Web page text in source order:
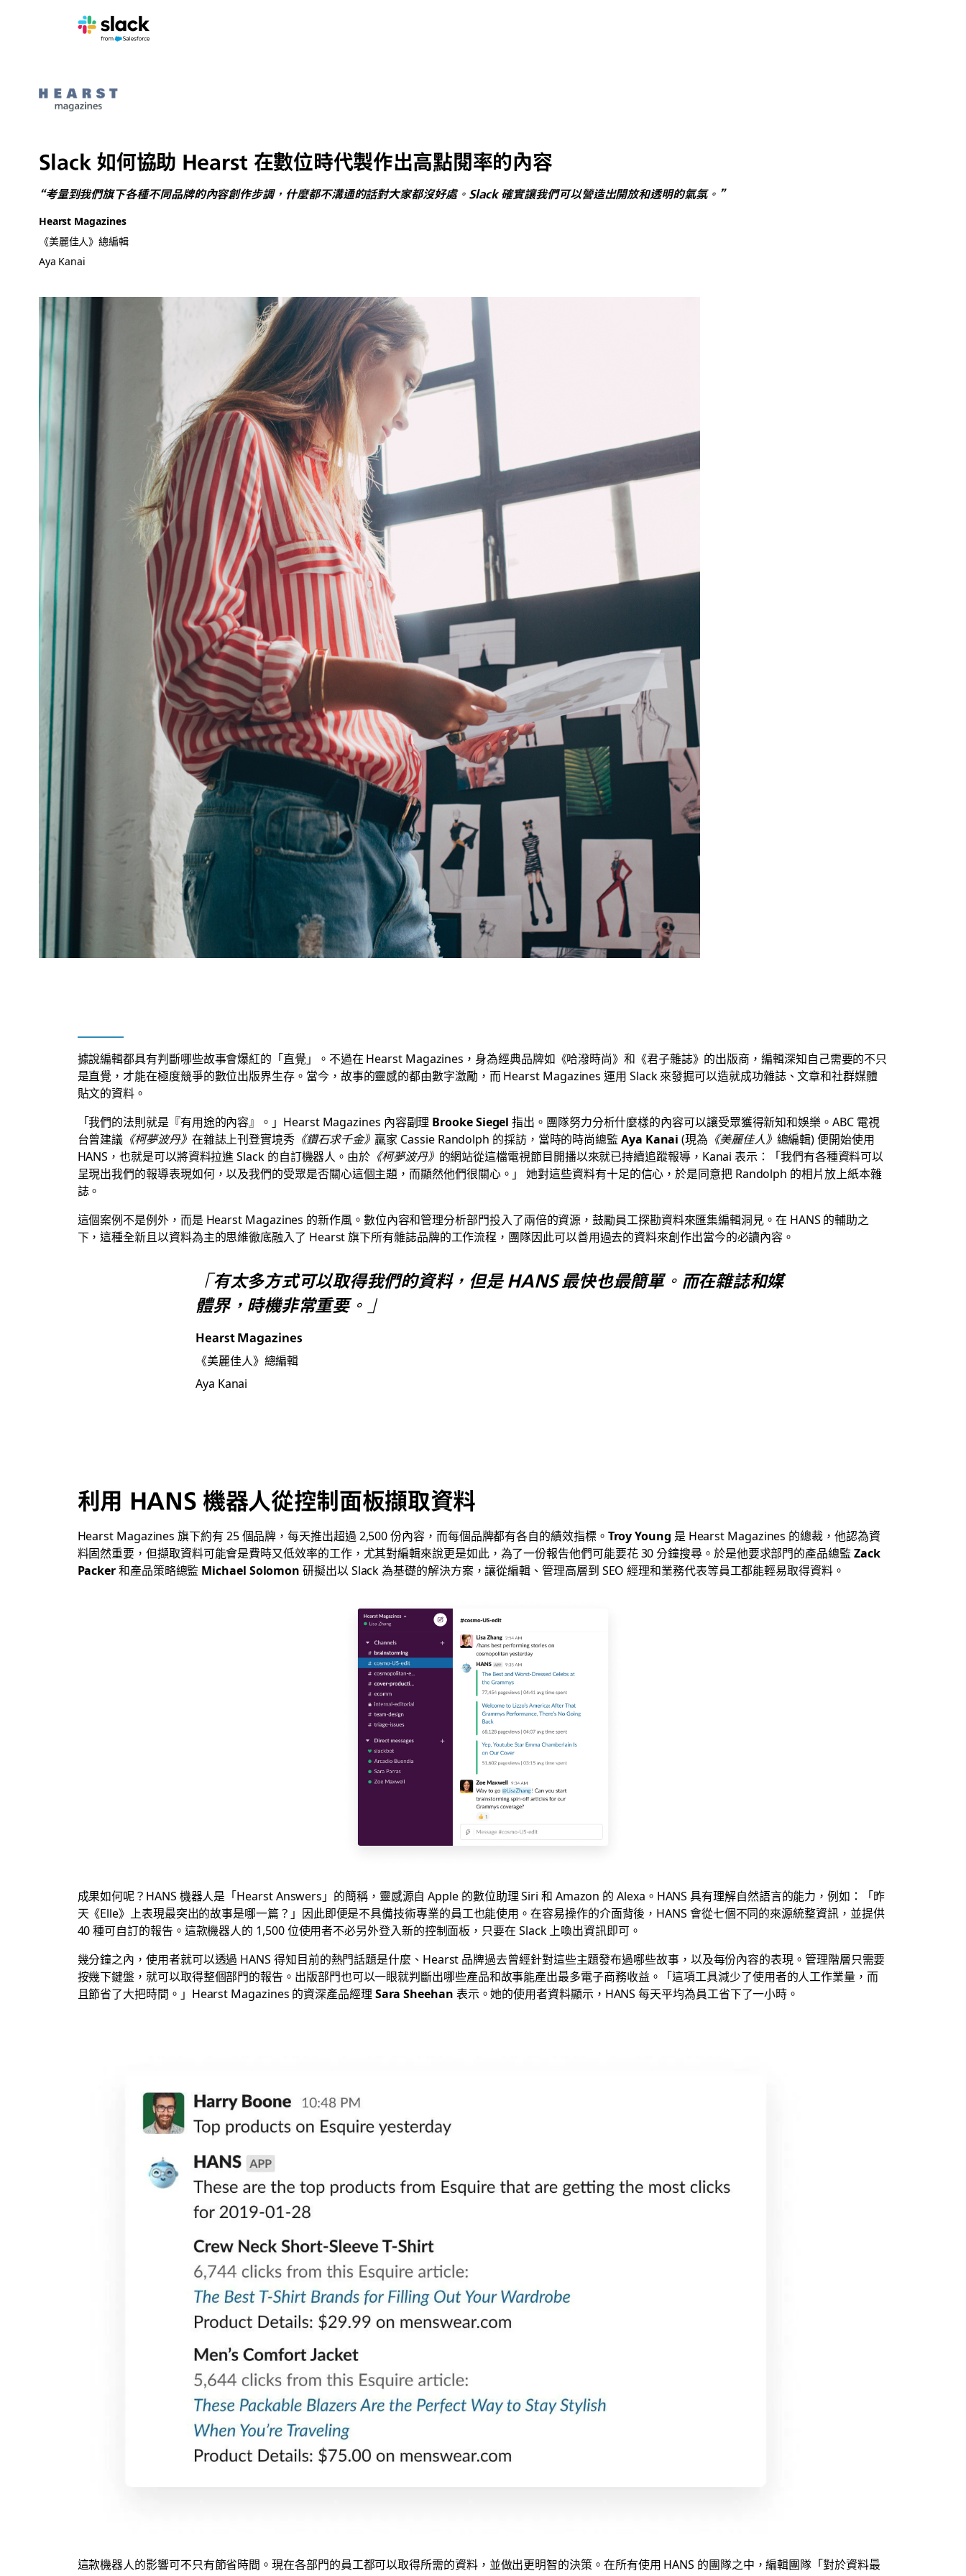
Slack 如何協助 Hearst 在數位時代製作出高點閱率的內容
“考量到我們旗下各種不同品牌的內容創作步調，什麼都不溝通的話對大家都沒好處。Slack 確實讓我們可以營造出開放和透明的氣氛。”
Hearst Magazines
《美麗佳人》總編輯
Aya Kanai
據說編輯都具有判斷哪些故事會爆紅的「直覺」。不過在 Hearst Magazines，身為經典品牌如《哈潑時尚》和《君子雜誌》的出版商，編輯深知自己需要的不只
是直覺，才能在極度競爭的數位出版界生存。當今，故事的靈感的都由數字激勵，而 Hearst Magazines 運用 Slack 來發掘可以造就成功雜誌、文章和社群媒體
貼文的資料。
「我們的法則就是『有用途的內容』。」Hearst Magazines 內容副理 Brooke Siegel 指出。團隊努力分析什麼樣的內容可以讓受眾獲得新知和娛樂。ABC 電視
台曾建議 《柯夢波丹》 在雜誌上刊登實境秀 《鑽石求千金》贏家 Cassie Randolph 的採訪，當時的時尚總監Aya Kanai (現為 《美麗佳人》 總編輯) 便開始使用
HANS，也就是可以將資料拉進 Slack 的自訂機器人。由於 《柯夢波丹》 的網站從這檔電視節目開播以來就已持續追蹤報導，Kanai 表示：「我們有各種資料可以
呈現出我們的報導表現如何，以及我們的受眾是否關心這個主題，而顯然他們很關心。」 她對這些資料有十足的信心，於是同意把 Randolph 的相片放上紙本雜
誌。
這個案例不是例外，而是 Hearst Magazines 的新作風。數位內容和管理分析部門投入了兩倍的資源，鼓勵員工探勘資料來匯集編輯洞見。在 HANS 的輔助之
下，這種全新且以資料為主的思維徹底融入了 Hearst 旗下所有雜誌品牌的工作流程，團隊因此可以善用過去的資料來創作出當今的必讀內容。
「有太多方式可以取得我們的資料，但是 HANS 最快也最簡單。而在雜誌和媒
體界，時機非常重要。」
Hearst Magazines
《美麗佳人》總編輯
Aya Kanai
利用 HANS 機器人從控制面板擷取資料
Hearst Magazines 旗下約有 25 個品牌，每天推出超過 2,500 份內容，而每個品牌都有各自的績效指標。 Troy Young 是 Hearst Magazines 的總裁，他認為資
料固然重要，但擷取資料可能會是費時又低效率的工作，尤其對編輯來說更是如此，為了一份報告他們可能要花 30 分鐘搜尋。於是他要求部門的產品總監Zack
Packer和產品策略總監 Michael Solomon 研擬出以 Slack 為基礎的解決方案，讓從編輯、管理高層到 SEO 經理和業務代表等員工都能輕易取得資料。
成果如何呢？HANS 機器人是「Hearst Answers」的簡稱，靈感源自 Apple 的數位助理 Siri 和 Amazon 的 Alexa。HANS 具有理解自然語言的能力，例如：「昨
天《Elle》上表現最突出的故事是哪一篇？」因此即便是不具備技術專業的員工也能使用。在容易操作的介面背後，HANS 會從七個不同的來源統整資訊，並提供
40 種可自訂的報告。這款機器人的 1,500 位使用者不必另外登入新的控制面板，只要在 Slack 上喚出資訊即可。
幾分鐘之內，使用者就可以透過 HANS 得知目前的熱門話題是什麼、Hearst 品牌過去曾經針對這些主題發布過哪些故事，以及每份內容的表現。管理階層只需要
按幾下鍵盤，就可以取得整個部門的報告。出版部門也可以一眼就判斷出哪些產品和故事能產出最多電子商務收益。「這項工具減少了使用者的人工作業量，而
且節省了大把時間。」Hearst Magazines 的資深產品經理 Sara Sheehan 表示。她的使用者資料顯示，HANS 每天平均為員工省下了一小時。
這款機器人的影響可不只有節省時間。現在各部門的員工都可以取得所需的資料，並做出更明智的決策。在所有使用 HANS 的團隊之中，編輯團隊「對於資料最